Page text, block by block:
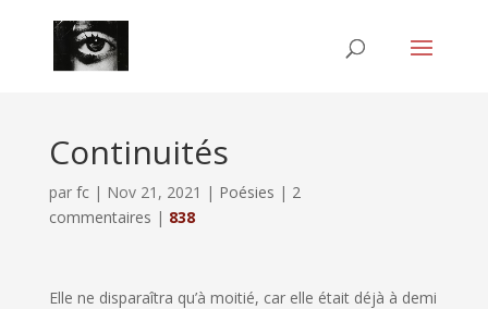
Continuités
par fc| Nov 21, 2021 | Poésies | 2
commentaires | 838
Elle ne disparaîtra qu’à moitié, car elle était déjà à demi